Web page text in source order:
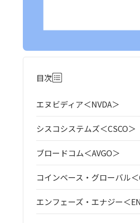
目次
エヌビディア＜NVDA＞
シスコシステムズ＜CSCO＞
ブロードコム＜AVGO＞
コインベース・グローバル
エンフェーズ・エナジー＜